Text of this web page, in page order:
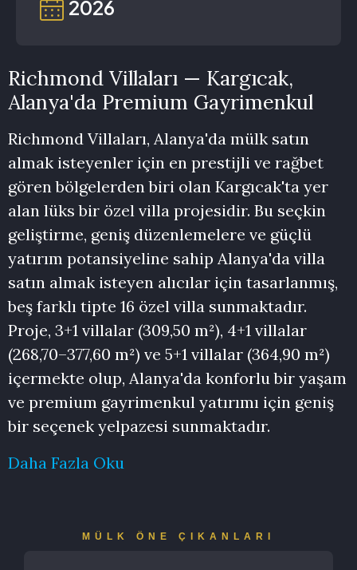
2026
Richmond Villaları — Kargıcak,
Alanya'da Premium Gayrimenkul
Richmond Villaları, Alanya'da mülk satın
almak isteyenler için en prestijli ve rağbet
gören bölgelerden biri olan Kargıcak'ta yer
alan lüks bir özel villa projesidir. Bu seçkin
geliştirme, geniş düzenlemelere ve güçlü
yatırım potansiyeline sahip Alanya'da villa
satın almak isteyen alıcılar için tasarlanmış,
beş farklı tipte 16 özel villa sunmaktadır.
Proje, 3+1 villalar (309,50 m²), 4+1 villalar
(268,70–377,60 m²) ve 5+1 villalar (364,90 m²)
içermekte olup, Alanya'da konforlu bir yaşam
ve premium gayrimenkul yatırımı için geniş
bir seçenek yelpazesi sunmaktadır.
Daha Fazla Oku
MÜLK ÖNE ÇIKANLARI